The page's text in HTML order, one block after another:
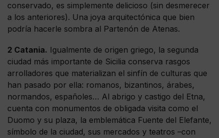
conservado, es simplemente delicioso (sin desmerecer
a los anteriores). Una joya arquitectónica que bien
podría hacerle sombra al Partenón de Atenas.
2 Catania. Igualmente de origen griego, la segunda
ciudad más importante de Sicilia conserva rasgos
arrolladores que materializan el sinfín de culturas que
han pasado por ella: romanos, bizantinos, árabes,
normandos, españoles… Al abrigo y castigo del Etna,
cuenta con monumentos de obligada visita como el
Duomo y su plaza, la emblemática Fuente del Elefante,
símbolo de la ciudad, sus mercados y teatros –con